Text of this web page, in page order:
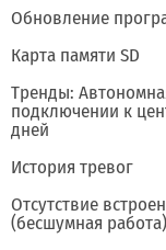
Обновление
Карта памяти SD
Тренды:
подключении к
дней
История тревог
Отсутствие
(бесшумная работа)